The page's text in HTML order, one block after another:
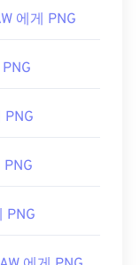
체 프로그램은
다. PNG 파일
파일의 흥미로
에게 PNG
PNG
PNG